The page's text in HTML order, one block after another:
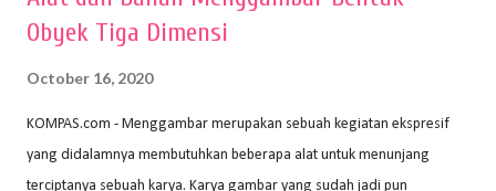
Obyek Tiga Dimensi
October 16, 2020
KOMPAS.com - Menggambar merupakan sebuah kegiatan ekspresif
yang didalamnya membutuhkan beberapa alat untuk menunjang
terciptanya sebuah karya. Karya gambar yang sudah jadi pun